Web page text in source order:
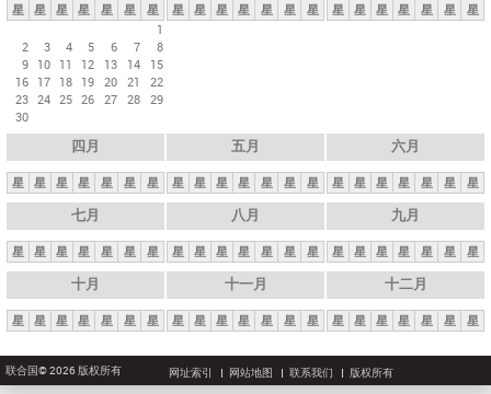
星 星 星 星 星 星
星
1
2
3 4 5 6 7
8
9 10 11 12 13 14
15
16 17 18 19 20 21
22
23 24 25 26 27 28 29
30
星 星 星 星 星 星 星 星 星 星 星 星 星 星
四月
星 星 星 星 星 星 星
五月
星 星 星 星 星 星 星
六月
星 星 星 星 星 星 星
七月
星 星 星 星 星 星 星
八月
星 星 星 星 星 星 星
九月
星 星 星 星 星 星 星
十月
星 星 星 星 星 星 星
十一月
星 星 星 星 星 星 星
十二月
星 星 星 星 星 星 星
联合国© 2026 版权所有 网址索引 网站地图 联系我们 版权所有